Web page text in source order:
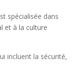
spécialisée dans
et à la culture
incluent la sécurité,